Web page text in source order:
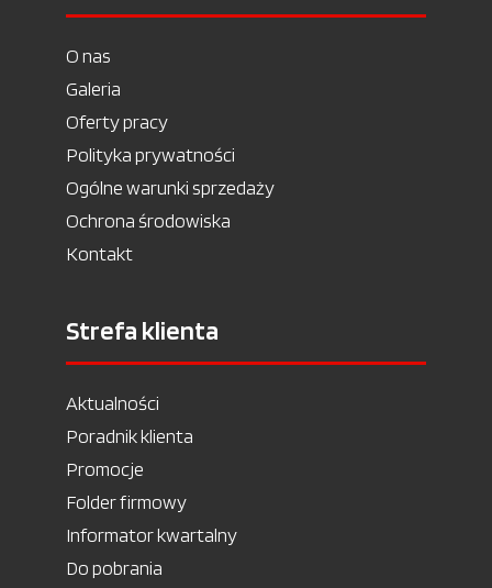
O nas
Galeria
Oferty pracy
Polityka prywatności
Ogólne warunki sprzedaży
Ochrona środowiska
Kontakt
Strefa klienta
Aktualności
Poradnik klienta
Promocje
Folder firmowy
Informator kwartalny
Do pobrania